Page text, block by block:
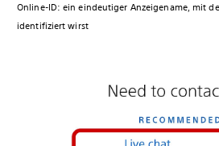
Online-ID: ein eindeutiger Anzeigename, mit
identifiziert wirst